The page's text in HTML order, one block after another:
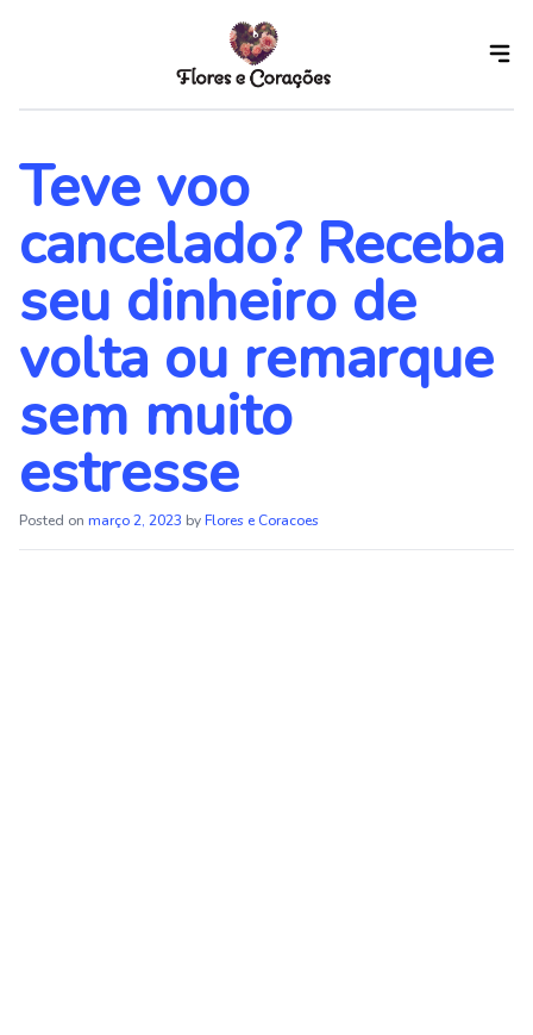
content
Teve voo
cancelado? Receba
seu dinheiro de
volta ou remarque
sem muito
estresse
Posted on março 2, 2023 byFlores e Coracoes